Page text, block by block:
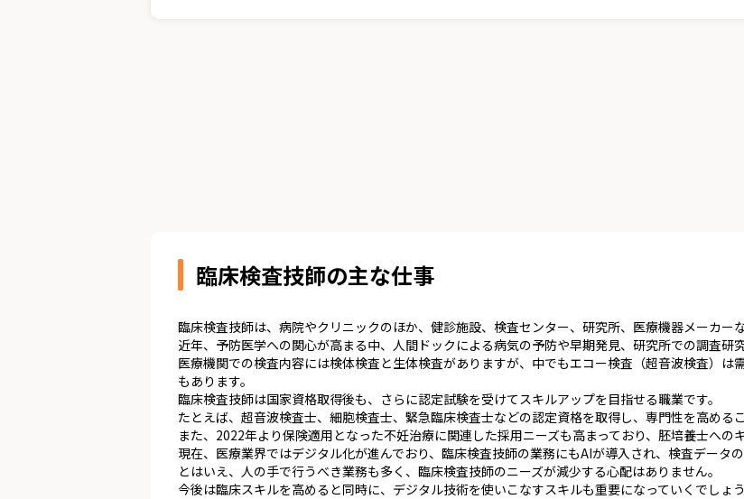
臨床検査技師の主な仕事
臨床検査技師は、病院やクリニックのほか、健診施設、検査センター、研究所、医療機器メーカー
近年、予防医学への関心が高まる中、人間ドックによる病気の予防や早期発見、研究所での調査研
医療機関での検査内容には検体検査と生体検査がありますが、中でもエコー検査（超音波検査）は
もあります。
臨床検査技師は国家資格取得後も、さらに認定試験を受けてスキルアップを目指せる職業です。
たとえば、超音波検査士、細胞検査士、緊急臨床検査士などの認定資格を取得し、専門性を高める
また、2022年より保険適用となった不妊治療に関連した採用ニーズも高まっており、胚培養士への
現在、医療業界ではデジタル化が進んでおり、臨床検査技師の業務にもAIが導入され、検査データ
とはいえ、人の手で行うべき業務も多く、臨床検査技師のニーズが減少する心配はありません。
今後は臨床スキルを高めると同時に、デジタル技術を使いこなすスキルも重要になっていくでしょう